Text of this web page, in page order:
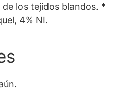
los tejidos blandos. *
4% NI.